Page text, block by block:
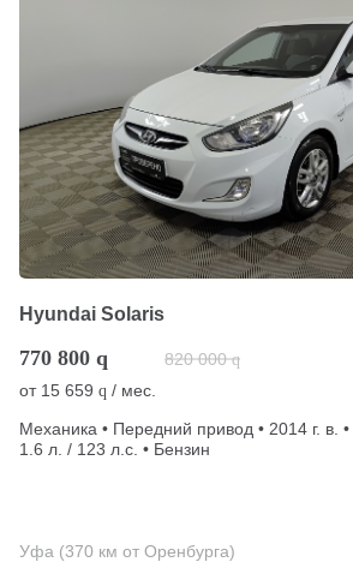
Hyundai Solaris
770 800 q 820 000 q
от 15 659 q / мес.
Механика • Передний привод • 2014 г. в.
1.6 л. / 123 л.с. • Бензин
Уфа (370 км от Оренбурга)